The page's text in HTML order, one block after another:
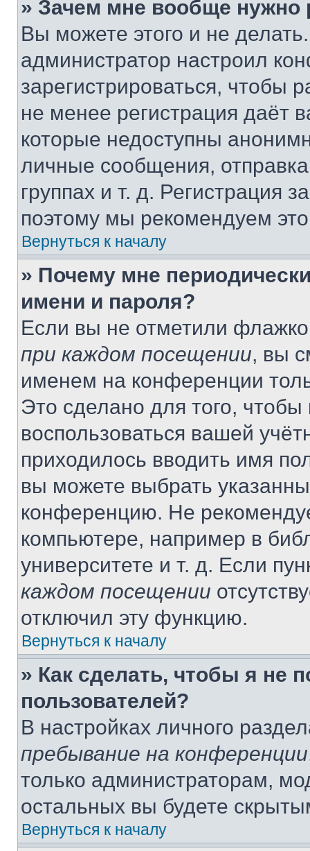
» Зачем мне вообще нужно
Вы можете этого и не
администратор настроил
зарегистрироваться, чтобы
не менее регистрация даёт
которые недоступны
личные сообщения,
группах и т. д. Регистрация
поэтому мы рекомендуем
Вернуться к началу
» Почему мне
имени и пароля?
Если вы не отметили
при каждом посещении, вы
именем на конференции
Это сделано для того, чтобы
воспользоваться вашей
приходилось вводить имя
вы можете выбрать
конференцию. Не
компьютере, например в
университете и т. д. Если
каждом посещении
отключил эту функцию.
Вернуться к началу
» Как сделать, чтобы я не
пользователей?
В настройках личного
пребывание на конференции
только администраторам,
остальных вы будете
Вернуться к началу